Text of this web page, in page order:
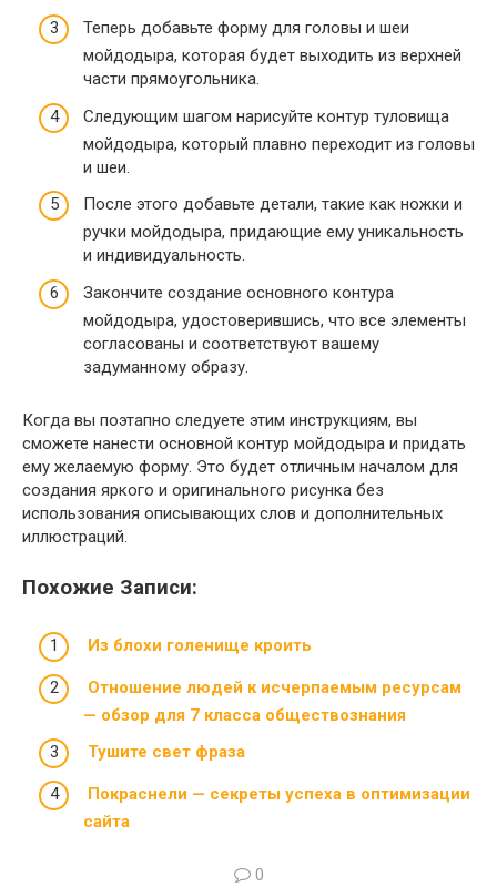
Теперь добавьте форму для головы и шеи
мойдодыра, которая будет выходить из верхней
части прямоугольника.
Следующим шагом нарисуйте контур туловища
мойдодыра, который плавно переходит из головы
и шеи.
После этого добавьте детали, такие как ножки и
ручки мойдодыра, придающие ему уникальность
и индивидуальность.
Закончите создание основного контура
мойдодыра, удостоверившись, что все элементы
согласованы и соответствуют вашему
задуманному образу.
Когда вы поэтапно следуете этим инструкциям, вы
сможете нанести основной контур мойдодыра и придать
ему желаемую форму. Это будет отличным началом для
создания яркого и оригинального рисунка без
использования описывающих слов и дополнительных
иллюстраций.
Похожие Записи:
Из блохи голенище кроить
Отношение людей к исчерпаемым ресурсам
— обзор для 7 класса обществознания
Тушите свет фраза
Покраснели — секреты успеха в оптимизации
сайта
0